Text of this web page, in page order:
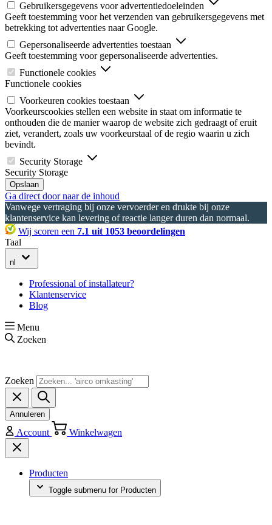
Gebruikersgegevens voor advertentiedoeleinden
Geeft toestemming voor het verzenden van gebruikersgegevens met
betrekking tot advertenties naar Google.
Gepersonaliseerde advertenties toestaan
Geeft toestemming voor gepersonaliseerde advertenties.
Functionele cookies
Functionele cookies
Voorkeuren cookies toestaan
Voorkeurscookies stellen een website in staat om informatie te
onthouden die de manier waarop de website zich gedraagt of eruit
ziet, verandert, zoals uw voorkeurstaal of de regio waarin u zich
bevindt.
Security Storage
Security Storage
Opslaan
Ga direct door naar de inhoud
Vanwege vertraging bij onze vervoerder en drukte bij onze
klantenservice kan levering of reactie langer duren dan normaal.
Wij scoren een 7.1 uit 1053 beoordelingen
Taal
nl
Professional of installateur?
Klantenservice
Blog
Menu
Zoeken
Zoeken
Annuleren
Account Winkelwagen
Producten
Toggle submenu for Producten